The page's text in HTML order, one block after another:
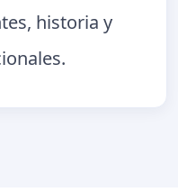
historia y